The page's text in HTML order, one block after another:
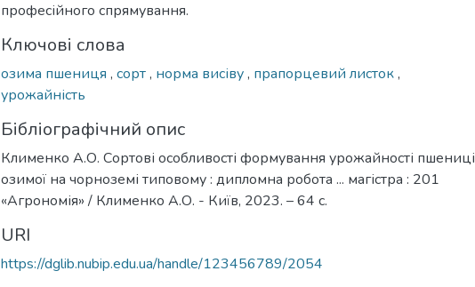
професійного спрямування.
Ключові слова
озима пшениця , сорт, норма висіву, прапорцевий листок,
урожайність
Бібліографічний опис
Клименко А.О. Сортові особливості формування урожайності пшениці
озимої на чорноземі типовому : дипломна робота ... магістра : 201
«Агрономія» / Клименко А.О. - Київ, 2023. – 64 с.
URI
https://dglib.nubip.edu.ua/handle/123456789/2054